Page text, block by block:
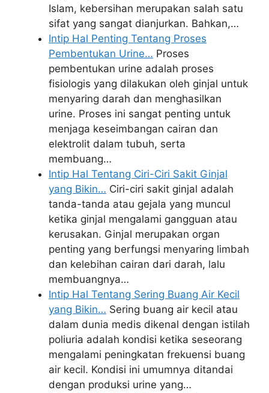
Islam, kebersihan merupakan salah satu
sifat yang sangat dianjurkan. Bahkan,…
Intip Hal Penting Tentang Proses
Pembentukan Urine… Proses
pembentukan urine adalah proses
fisiologis yang dilakukan oleh ginjal untuk
menyaring darah dan menghasilkan
urine. Proses ini sangat penting untuk
menjaga keseimbangan cairan dan
elektrolit dalam tubuh, serta
membuang…
Intip Hal Tentang Ciri-Ciri Sakit Ginjal
yang Bikin… Ciri-ciri sakit ginjal adalah
tanda-tanda atau gejala yang muncul
ketika ginjal mengalami gangguan atau
kerusakan. Ginjal merupakan organ
penting yang berfungsi menyaring limbah
dan kelebihan cairan dari darah, lalu
membuangnya…
Intip Hal Tentang Sering Buang Air Kecil
yang Bikin… Sering buang air kecil atau
dalam dunia medis dikenal dengan istilah
poliuria adalah kondisi ketika seseorang
mengalami peningkatan frekuensi buang
air kecil. Kondisi ini umumnya ditandai
dengan produksi urine yang…